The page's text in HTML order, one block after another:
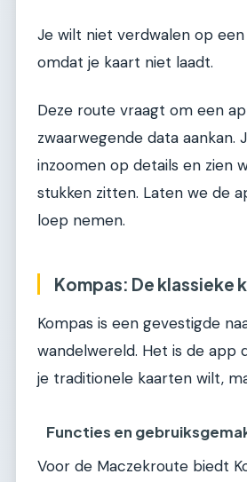
Je wilt niet verdwalen op
omdat je kaart niet laadt.
Deze route vraagt om een
zwaarwegende data aankan.
inzoomen op details en zien
stukken zitten. Laten we de
loep nemen.
Kompas: De klassieke
Kompas is een gevestigde
wandelwereld. Het is de app
je traditionele kaarten wilt,
Functies en
Voor de Maczekroute biedt